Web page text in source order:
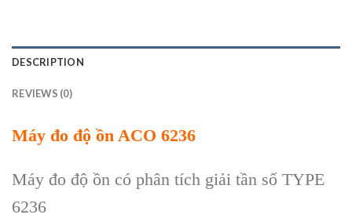
DESCRIPTION
REVIEWS (0)
Máy đo độ ồn ACO 6236
Máy đo độ ồn có phân tích giải tần số TYPE
6236